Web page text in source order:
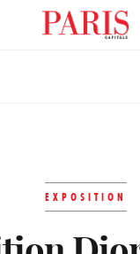
EXPOSITION